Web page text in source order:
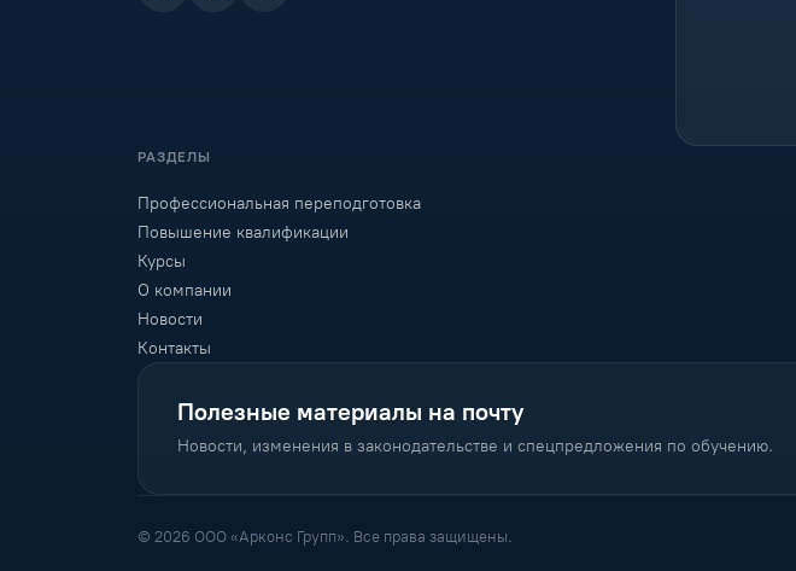
РАЗДЕЛЫ
Профессиональная переподготовка
Повышение квалификации
Курсы
О компании
Новости
Контакты
Полезные материалы на почту
Новости, изменения в законодательстве и спецпредложения по обучению.
© 2026 ООО «Арконс Групп». Все права защищены.